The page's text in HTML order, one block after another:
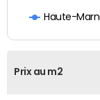
Haute-
Prix au m2